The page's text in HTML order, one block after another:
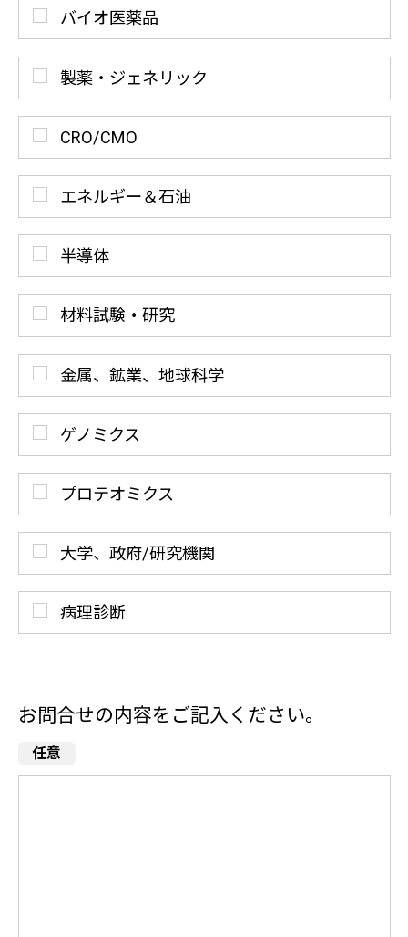
バイオ医薬品
製薬・ジェネリック
CRO/CMO
エネルギー＆石油
半導体
材料試験・研究
金属、鉱業、地球科学
ゲノミクス
プロテオミクス
大学、政府/研究機関
病理診断
お問合せの内容をご記入ください。